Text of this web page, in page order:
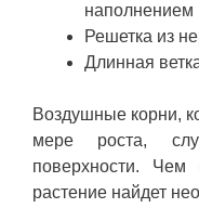
наполнением
Решетка из
Длинная
Воздушные корни,
мере роста,
поверхности.
растение найдет